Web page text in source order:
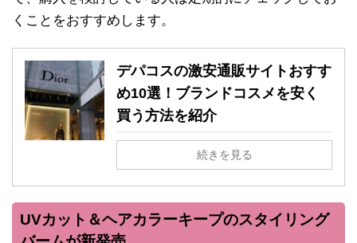
くことをおすすめします。
デパコスの激安通販サイトおすす
め10選！ブランドコスメを安く
買う方法を紹介
続きを見る
UVカット＆ヘアカラーキープのスタイリング